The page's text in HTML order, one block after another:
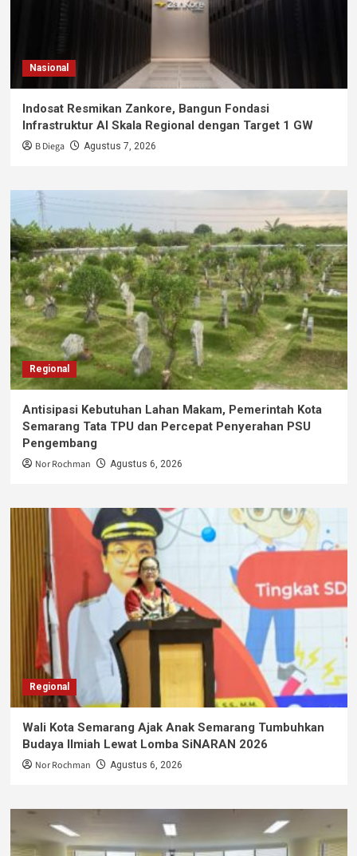
Nasional
Indosat Resmikan Zankore, Bangun Fondasi
Infrastruktur AI Skala Regional dengan Target 1 GW
B Diega Agustus 7, 2026
Regional
Antisipasi Kebutuhan Lahan Makam, Pemerintah Kota
Semarang Tata TPU dan Percepat Penyerahan PSU
Pengembang
Nor Rochman Agustus 6, 2026
Regional
Wali Kota Semarang Ajak Anak Semarang Tumbuhkan
Budaya Ilmiah Lewat Lomba SiNARAN 2026
Nor Rochman Agustus 6, 2026